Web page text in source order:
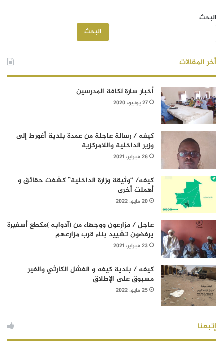
البحث
البحث
أخر المقالات
أخبار سارة لكافة المدرسين
27 يونيو، 2020
كيفه / رسالة عاجلة من عمدة بلدية أغورط إلى
وزير الداخلية واللامركزية
26 فبراير، 2021
كيفه/ “وثيقة وزارة الداخلية” كشفت حقائق و
أهملت أخرى
20 مايو، 2022
عاجل / مزارعون ووجهاء من (آدوابه )مكطع أسفيرة
يرفضون تشييد بناء قرب مزارعهم
23 فبراير، 2021
كيفه / بلدية كيفه و الفشل الكارثي والغير
مسبوق على الإطلاق
25 مايو، 2022
إتبعنا